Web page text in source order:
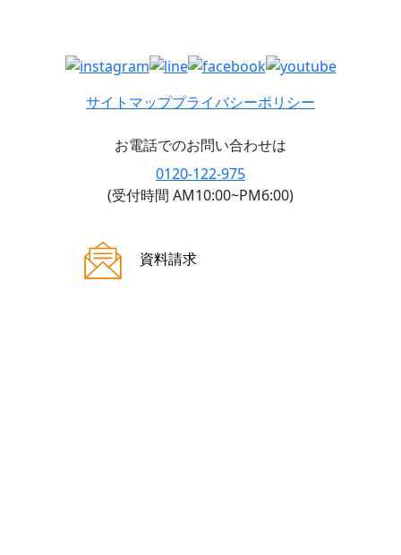
サイトマッププライバシーポリシー
お電話でのお問い合わせは
0120-122-975
(受付時間 AM10:00~PM6:00)
資料請求